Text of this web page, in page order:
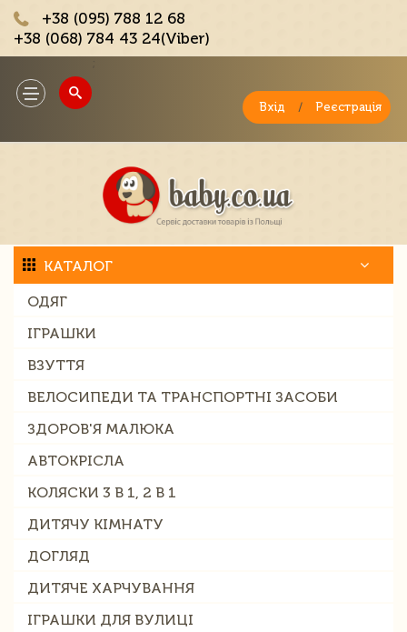
+38 (095) 788 12 68
+38 (068) 784 43 24(Viber)
Toggle
navigation
Вхід / Реєстрація
КАТАЛОГ
ОДЯГ
ІГРАШКИ
ВЗУТТЯ
ВЕЛОСИПЕДИ ТА ТРАНСПОРТНІ ЗАСОБИ
ЗДОРОВ'Я МАЛЮКА
АВТОКРІСЛА
КОЛЯСКИ 3 В 1, 2 В 1
ДИТЯЧУ КІМНАТУ
ДОГЛЯД
ДИТЯЧЕ ХАРЧУВАННЯ
ІГРАШКИ ДЛЯ ВУЛИЦІ